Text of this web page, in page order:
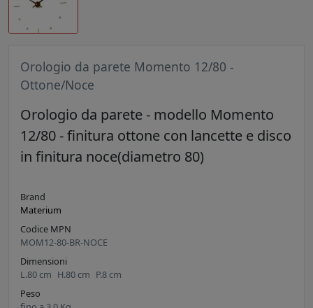
Orologio da parete Momento 12/80 -
Ottone/Noce
Orologio da parete - modello Momento
12/80 - finitura ottone con lancette e disco
in finitura noce(diametro 80)
Brand
Materium
Codice MPN
MOM12-80-BR-NOCE
Dimensioni
L.80 cm H.80 cm P.8 cm
Peso